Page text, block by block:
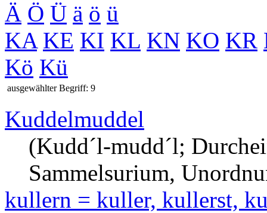
Ä Ö Ü ä ö ü
KA KE KI KL KN KO KR
Kö Kü
ausgewählter Begriff: 9
Kuddelmuddel
(Kudd´l-mudd´l;
Sammelsurium,
kullern = kuller, kullerst,